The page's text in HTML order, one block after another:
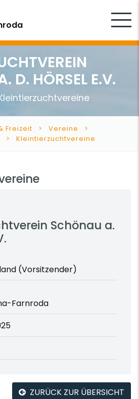
D. HÖRSEL E.V.
Freizeit
Vereine
Kleintierzuchtvereine
Schönau a.
(Vorsitzender)
Farnroda
ZURÜCK ZUR ÜBERSICHT